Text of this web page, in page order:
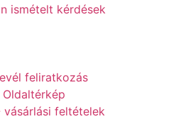
ismételt kérdések
feliratkozás
Oldaltérkép
vásárlási feltételek